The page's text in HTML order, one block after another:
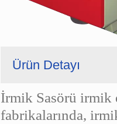
Ürün Detayı
İrmik Sasörü irmik
fabrikalarında,